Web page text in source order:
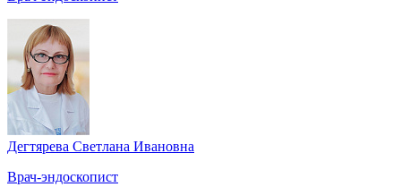
Дегтярева Светлана Ивановна
Врач-эндоскопист